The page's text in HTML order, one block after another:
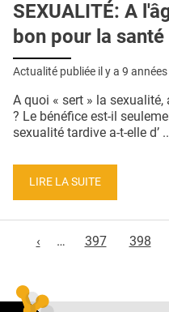
SEXUALITÉ: A
bon pour la santé
Actualité publiée il y a 9
A quoi « sert » la sexualité,
? Le bénéfice est-il
sexualité tardive a-t-elle d’
LIRE LA SUITE
‹
… 397 398